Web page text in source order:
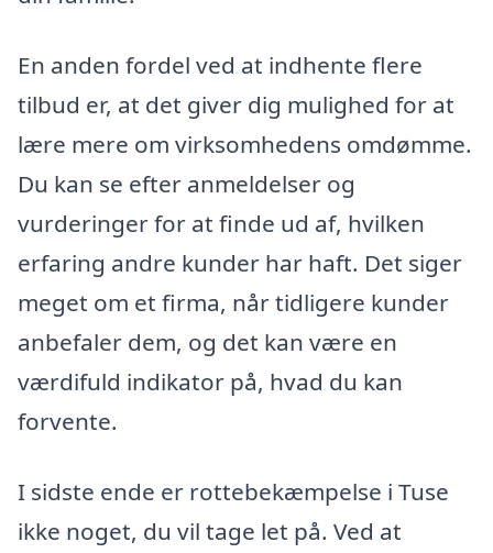
En anden fordel ved at indhente flere
tilbud er, at det giver dig mulighed for at
lære mere om virksomhedens omdømme.
Du kan se efter anmeldelser og
vurderinger for at finde ud af, hvilken
erfaring andre kunder har haft. Det siger
meget om et firma, når tidligere kunder
anbefaler dem, og det kan være en
værdifuld indikator på, hvad du kan
forvente.
I sidste ende er rottebekæmpelse i Tuse
ikke noget, du vil tage let på. Ved at